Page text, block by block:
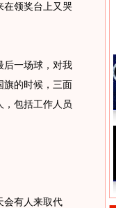
领奖台上又哭
一场球，对我
旗的时候，三面
，包括工作人员
有人来取代